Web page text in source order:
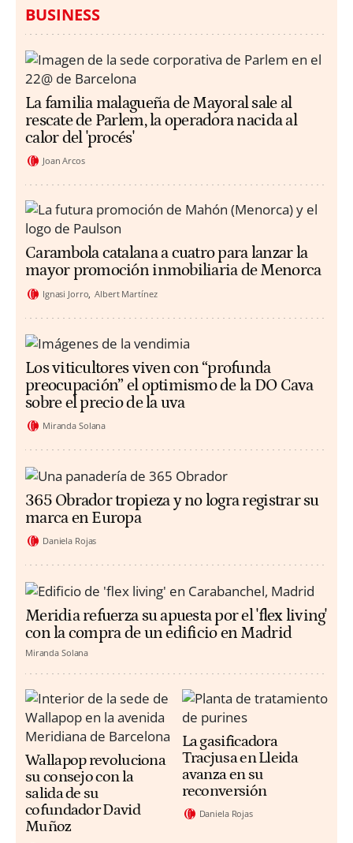
BUSINESS
La familia malagueña de Mayoral sale al
rescate de Parlem, la operadora nacida al
calor del 'procés'
Joan Arcos
Carambola catalana a cuatro para lanzar la
mayor promoción inmobiliaria de Menorca
Ignasi Jorro Albert Martínez
Los viticultores viven con “profunda
preocupación” el optimismo de la DO Cava
sobre el precio de la uva
Miranda Solana
365 Obrador tropieza y no logra registrar su
marca en Europa
Daniela Rojas
Meridia refuerza su apuesta por el 'flex living'
con la compra de un edificio en Madrid
Miranda Solana
Wallapop revoluciona
su consejo con la
salida de su
cofundador David
Muñoz
La gasificadora
Tracjusa en Lleida
avanza en su
reconversión
Daniela Rojas